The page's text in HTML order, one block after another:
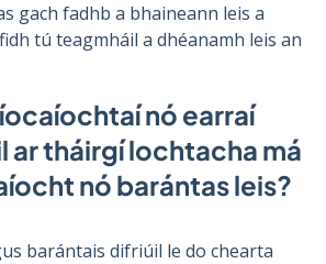
gach fadhb a bhaineann leis a
tú teagmháil a dhéanamh leis an
nó earraí
ar tháirgí lochtacha má
nó barántas leis?
barántais difriúil le do chearta